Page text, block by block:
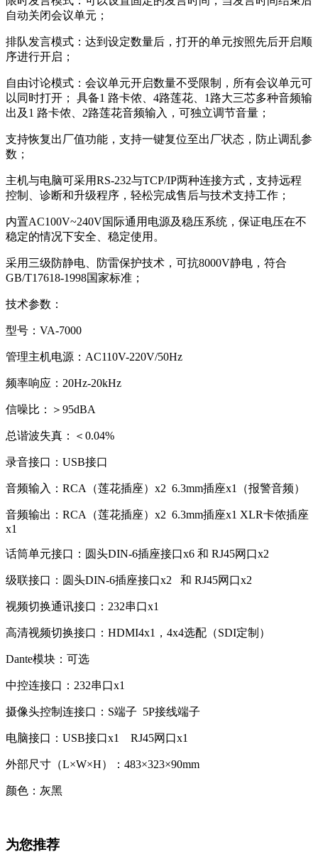
自动关闭会议单元；
排队发言模式：达到设定数量后，打开的单元按照先后开启顺
序进行开启；
自由讨论模式：会议单元开启数量不受限制，所有会议单元可
以同时打开； 具备1 路卡侬、4路莲花、1路大三芯多种音频输
出及1 路卡侬、2路莲花音频输入，可独立调节音量；
支持恢复出厂值功能，支持一键复位至出厂状态，防止调乱参
数；
主机与电脑可采用RS-232与TCP/IP两种连接方式，支持远程
控制、诊断和升级程序，轻松完成售后与技术支持工作；
内置AC100V~240V国际通用电源及稳压系统，保证电压在不
稳定的情况下安全、稳定使用。
采用三级防静电、防雷保护技术，可抗8000V静电，符合
GB/T17618-1998国家标准；
技术参数：
型号：VA-7000
管理主机电源：AC110V-220V/50Hz
频率响应：20Hz-20kHz
信噪比：＞95dBA
总谐波失真：＜0.04%
录音接口：USB接口
音频输入：RCA（莲花插座）x2 6.3mm插座x1（报警音频）
音频输出：RCA（莲花插座）x2 6.3mm插座x1 XLR卡侬插座
x1
话筒单元接口：圆头DIN-6插座接口x6 和 RJ45网口x2
级联接口：圆头DIN-6插座接口x2 和 RJ45网口x2
视频切换通讯接口：232串口x1
高清视频切换接口：HDMI4x1，4x4选配（SDI定制）
Dante模块：可选
中控连接口：232串口x1
摄像头控制连接口：S端子 5P接线端子
电脑接口：USB接口x1 RJ45网口x1
外部尺寸（L×W×H）：483×323×90mm
颜色：灰黑
为您推荐